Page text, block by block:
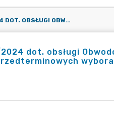
UMOWA NR 749/2024 DOT. OBSŁUGI OBWODOWEJ KOMISJI WYBORCZEJ NR 8 Z/S W PSP NR 1 IM. K. POTOCKIEJ W PUŁTUSKU W PRZEDTERMINOWYCH WYBORACH BURMISTRZA MIASTA PUŁTUSK, ZARZĄDZONYCH NA DZIEŃ 13.10.2024R.
dot. obsługi